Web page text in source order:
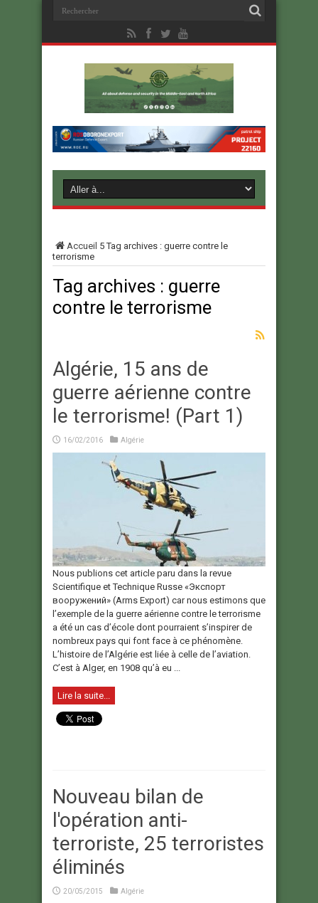
Accueil 5Tag archives : guerre contre le
terrorisme
Tag archives : guerre
contre le terrorisme
Algérie, 15 ans de
guerre aérienne contre
le terrorisme! (Part 1)
16/02/2016 Algérie
Nous publions cet article paru dans la revue
Scientifique et Technique Russe «Экспорт
вооружений» (Arms Export) car nous estimons que
l’exemple de la guerre aérienne contre le terrorisme
a été un cas d’école dont pourraient s’inspirer de
nombreux pays qui font face à ce phénomène.
L’histoire de l’Algérie est liée à celle de l’aviation.
C’est à Alger, en 1908 qu’à eu ...
Lire la suite...
Nouveau bilan de
l'opération anti-
terroriste, 25 terroristes
éliminés
20/05/2015 Algérie